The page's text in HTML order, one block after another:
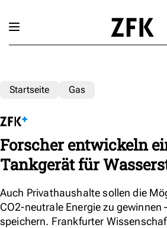
Startseite Gas
Forscher entwickeln
Tankgerät für
Auch Privathaushalte sollen die
CO2-neutrale Energie zu gewinnen
speichern. Frankfurter